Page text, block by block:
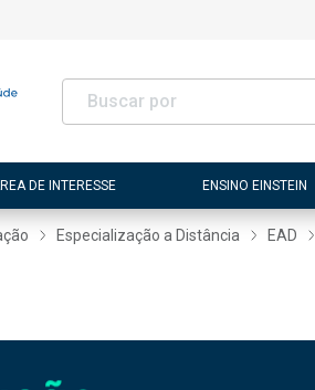
DE INTERESSE ENSINO EINSTEIN
Especialização a Distância EAD